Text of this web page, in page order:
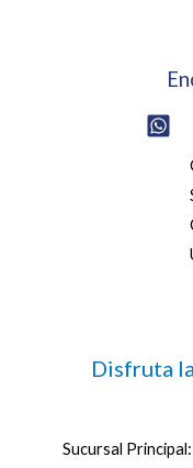
Disfruta
Sucursal Principal: